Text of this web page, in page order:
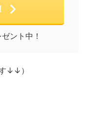
ント中！
↓↓）